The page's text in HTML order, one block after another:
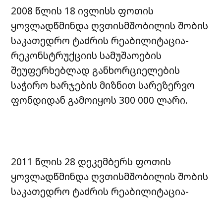
2008 წლის 18 ივლისს ფოთის
ყოვლადწმინდა ღვთისმშობილის შობის
საკათედრო ტაძრის რეაბილიტაცია-
რეკონსტრუქციის სამუშაოების
შეუფერხებლად განხორციელების
საჭირო ხარჯების მიზნით სარეზერვო
ფონდიდან გამოიყოს 300 000 ლარი.
2011 წლის 28 დეკემბერს ფოთის
ყოვლადწმინდა ღვთისმშობილის შობის
საკათედრო ტაძრის რეაბილიტაცია-